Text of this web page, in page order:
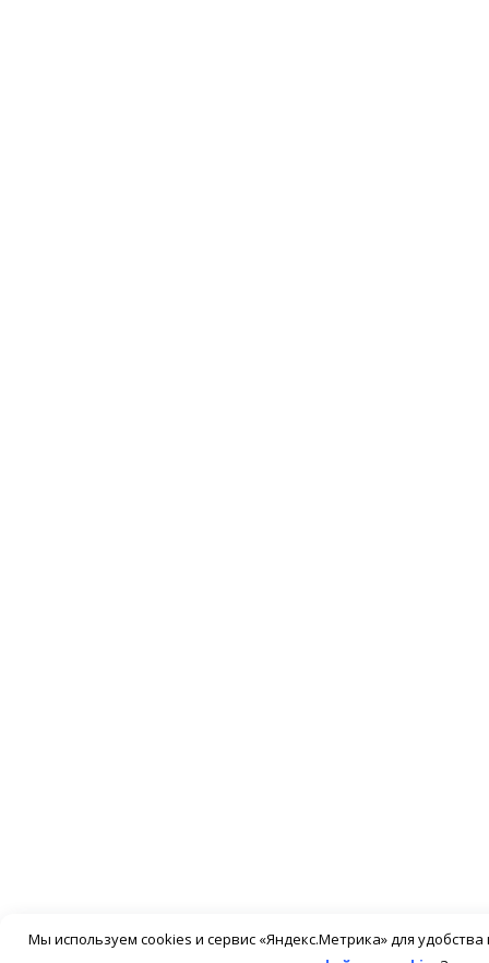
Мы используем cookies и сервис «Яндекс.Метрика» для